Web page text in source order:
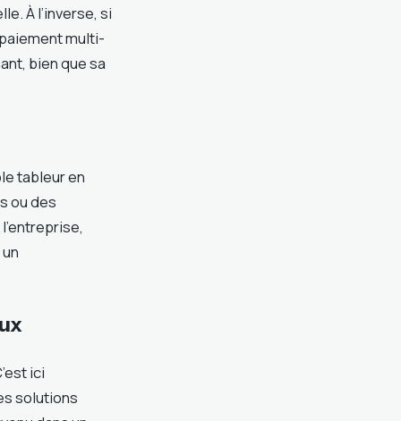
À l’inverse, si
multi-
bien que sa
tableur en
ou des
ici
solutions